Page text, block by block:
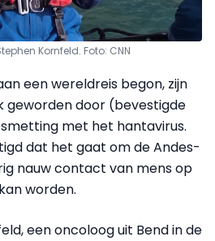
Kornfeld. Foto: CNN
een wereldreis begon, zijn
geworden door (bevestigde
met het hantavirus.
dat het gaat om de Andes-
nauw contact van mens op
worden.
een oncoloog uit Bend in de